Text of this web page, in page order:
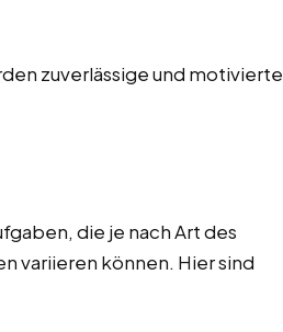
zuverlässige und motivierte
die je nach Art des
variieren können. Hier sind